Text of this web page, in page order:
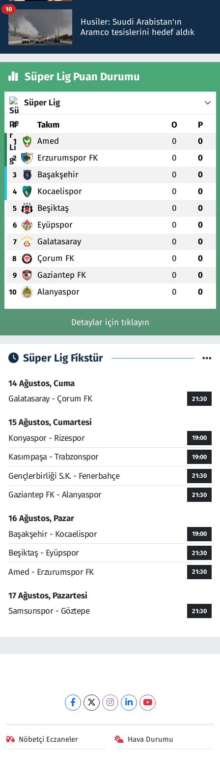
Husiler: Suudi Arabistan'ın
Aramco tesislerini hedef aldık
10
Süper Lig Puan Durumu
Süper Lig
# Takım O P
1 Amed 0 0
2 Erzurumspor FK 0 0
3 Başakşehir 0 0
4 Kocaelispor 0 0
5 Beşiktaş 0 0
6 Eyüpspor 0 0
7 Galatasaray 0 0
8 Çorum FK 0 0
9 Gaziantep FK 0 0
10 Alanyaspor 0 0
Detaylar için tıklayın
Süper Lig Fikstür
14 Ağustos, Cuma
Galatasaray - Çorum FK
21:30
15 Ağustos, Cumartesi
Konyaspor - Rizespor
19:00
Kasımpaşa - Trabzonspor 19:00
Gençlerbirliği S.K. - Fenerbahçe 21:30
Gaziantep FK - Alanyaspor 21:30
16 Ağustos, Pazar
Başakşehir - Kocaelispor
19:00
Beşiktaş - Eyüpspor 21:30
Amed - Erzurumspor FK 21:30
17 Ağustos, Pazartesi
Samsunspor - Göztepe
21:30
Nöbetçi Eczaneler Hava Durumu